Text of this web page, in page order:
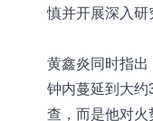
慎并开展深入研
黄鑫炎同时指
钟内蔓延到大
查，而是他对